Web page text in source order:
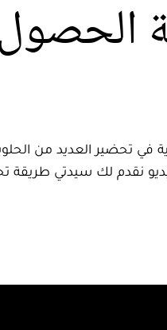
الحصول
في تحضير العديد من
نقدم لك سيدتي